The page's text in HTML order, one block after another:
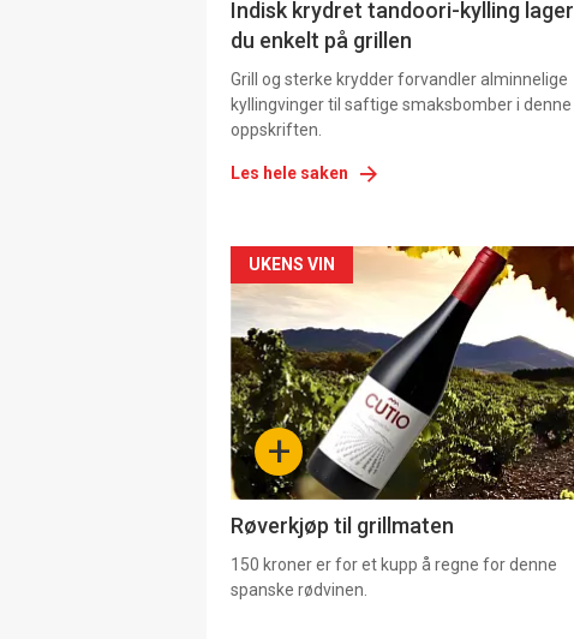
Indisk krydret tandoori-kylling lager
du enkelt på grillen
Grill og sterke krydder forvandler alminnelige
kyllingvinger til saftige smaksbomber i denne
oppskriften.
Les hele saken
Forsiden
akkurat
nå
-
4 +
UKENS VIN
Røverkjøp til grillmaten
150 kroner er for et kupp å regne for denne
spanske rødvinen.